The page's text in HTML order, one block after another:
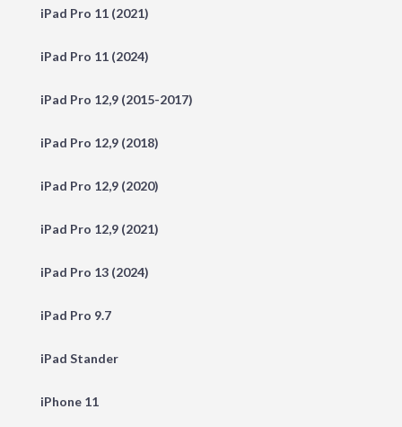
iPad Pro 11 (2021)
iPad Pro 11 (2024)
iPad Pro 12,9 (2015-2017)
iPad Pro 12,9 (2018)
iPad Pro 12,9 (2020)
iPad Pro 12,9 (2021)
iPad Pro 13 (2024)
iPad Pro 9.7
iPad Stander
iPhone 11